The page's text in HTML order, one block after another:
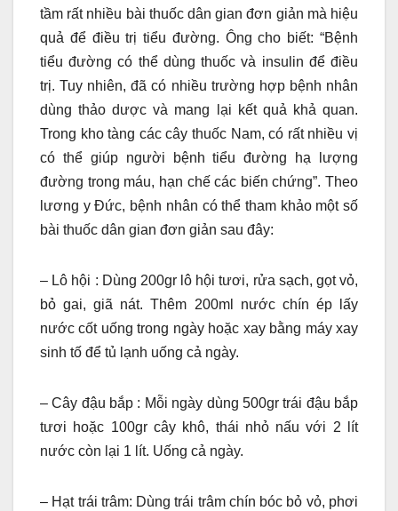
tầm rất nhiều bài thuốc dân gian đơn giản mà hiệu
quả để điều trị tiểu đường. Ông cho biết: “Bệnh
tiểu đường có thể dùng thuốc và insulin để điều
trị. Tuy nhiên, đã có nhiều trường hợp bệnh nhân
dùng thảo dược và mang lại kết quả khả quan.
Trong kho tàng các cây thuốc Nam, có rất nhiều vị
có thể giúp người bệnh tiểu đường hạ lượng
đường trong máu, hạn chế các biến chứng”. Theo
lương y Đức, bệnh nhân có thể tham khảo một số
bài thuốc dân gian đơn giản sau đây:
– Lô hội : Dùng 200gr lô hội tươi, rửa sạch, gọt vỏ,
bỏ gai, giã nát. Thêm 200ml nước chín ép lấy
nước cốt uống trong ngày hoặc xay bằng máy xay
sinh tố để tủ lạnh uống cả ngày.
– Cây đậu bắp : Mỗi ngày dùng 500gr trái đậu bắp
tươi hoặc 100gr cây khô, thái nhỏ nấu với 2 lít
nước còn lại 1 lít. Uống cả ngày.
– Hạt trái trâm: Dùng trái trâm chín bóc bỏ vỏ, phơi